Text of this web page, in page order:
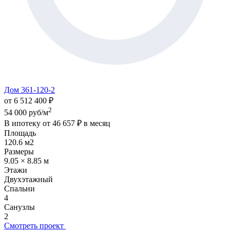
Дом 361-120-2
от 6 512 400 ₽
54 000 руб/м2
В ипотеку от 46 657 ₽ в месяц
Площадь
120.6 м2
Размеры
9.05 × 8.85 м
Этажи
Двухэтажный
Спальни
4
Санузлы
2
Смотреть проект